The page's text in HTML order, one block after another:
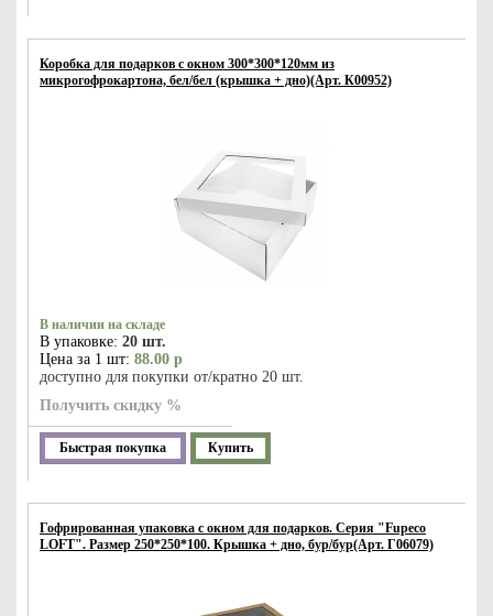
Коробка для подарков с окном 300*300*120мм из
микрогофрокартона, бел/бел (крышка + дно)(Арт. К00952)
В наличии на складе
В упаковке: 20 шт.
Цена за 1 шт: 88.00 р
доступно для покупки от/кратно 20 шт.
Получить скидку %
Быстрая покупка Купить
Гофрированная упаковка с окном для подарков. Серия "Fupeco
LOFT". Размер 250*250*100. Крышка + дно, бур/бур(Арт. Г06079)